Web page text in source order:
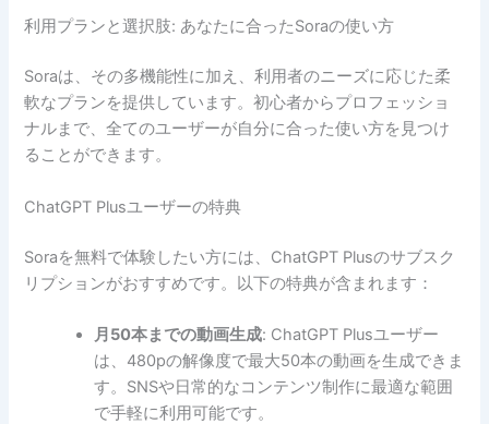
利用プランと選択肢: あなたに合ったSoraの使い方
Soraは、その多機能性に加え、利用者のニーズに応じた柔
軟なプランを提供しています。初心者からプロフェッショ
ナルまで、全てのユーザーが自分に合った使い方を見つけ
ることができます。
ChatGPT Plusユーザーの特典
Soraを無料で体験したい方には、ChatGPT Plusのサブスク
リプションがおすすめです。以下の特典が含まれます：
月50本までの動画生成: ChatGPT Plusユーザー
は、480pの解像度で最大50本の動画を生成できま
す。SNSや日常的なコンテンツ制作に最適な範囲
で手軽に利用可能です。